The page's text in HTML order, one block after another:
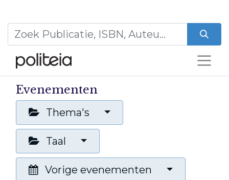
Evenementen
Thema's
Taal
Vorige evenementen